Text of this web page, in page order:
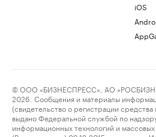
iOS
© ООО «БИЗНЕСПРЕСС», АО
2026. Сообщения и материалы
(свидетельство о регистрации
выдано Федеральной службой по
информационных технологий и